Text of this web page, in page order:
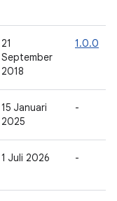
21
September
2018
1.0.0
15 Januari
2025
-
1 Juli 2026 -